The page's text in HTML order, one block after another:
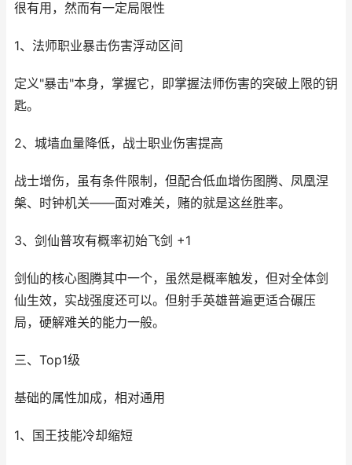
很有用，然而有一定局限性
1、法师职业暴击伤害浮动区间
定义"暴击"本身，掌握它，即掌握法师伤害的突破上限的钥
匙。
2、城墙血量降低，战士职业伤害提高
战士增伤，虽有条件限制，但配合低血增伤图腾、凤凰涅
槃、时钟机关——面对难关，赌的就是这丝胜率。
3、剑仙普攻有概率初始飞剑 +1
剑仙的核心图腾其中一个，虽然是概率触发，但对全体剑
仙生效，实战强度还可以。但射手英雄普遍更适合碾压
局，硬解难关的能力一般。
三、Top1级
基础的属性加成，相对通用
1、国王技能冷却缩短